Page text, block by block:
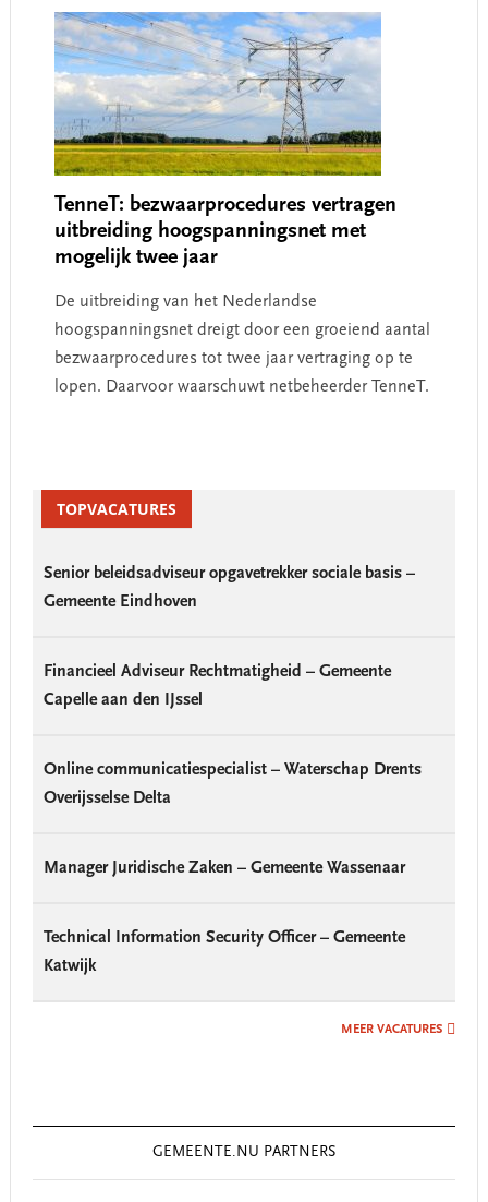
TenneT: bezwaarprocedures vertragen
uitbreiding hoogspanningsnet met
mogelijk twee jaar
De uitbreiding van het Nederlandse
hoogspanningsnet dreigt door een groeiend aantal
bezwaarprocedures tot twee jaar vertraging op te
lopen. Daarvoor waarschuwt netbeheerder TenneT.
SidebarTOPVACATURES
Senior beleidsadviseur opgavetrekker sociale basis –
Gemeente Eindhoven
Financieel Adviseur Rechtmatigheid – Gemeente
Capelle aan den IJssel
Online communicatiespecialist – Waterschap Drents
Overijsselse Delta
Manager Juridische Zaken – Gemeente Wassenaar
Technical Information Security Officer – Gemeente
Katwijk
MEER VACATURES
GEMEENTE.NU PARTNERS